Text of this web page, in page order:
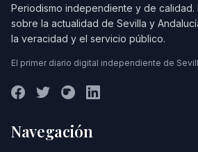
Periodismo independiente y de calidad.
sobre la actualidad de Sevilla y
la veracidad y el servicio público.
El primer diario digital independiente de
Navegación